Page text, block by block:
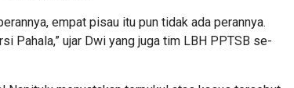
empat pisau itu pun tidak ada perannya.
Pahala,” ujar Dwi yang juga tim LBH PPTSB se-